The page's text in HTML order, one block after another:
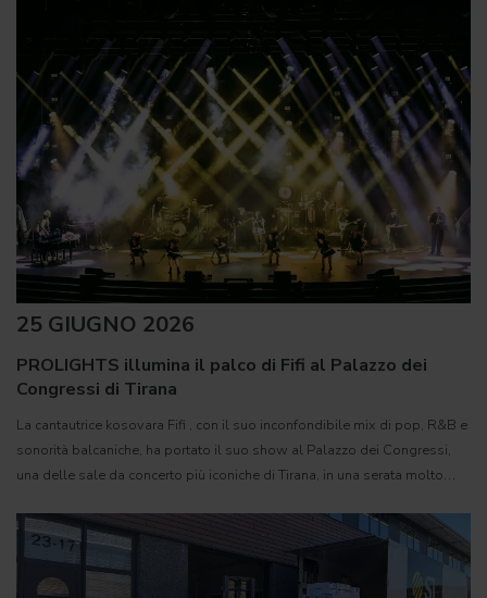
25 GIUGNO 2026
PROLIGHTS illumina il palco di Fifi al Palazzo dei
Congressi di Tirana
La cantautrice kosovara Fifi , con il suo inconfondibile mix di pop, R&B e
sonorità balcaniche, ha portato il suo show al Palazzo dei Congressi,
una delle sale da concerto più iconiche di Tirana, in una serata molto